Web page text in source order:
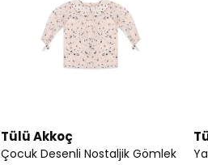
Tülü Akkoç
Çocuk Desenli Nostaljik Gömlek